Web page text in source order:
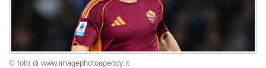
© foto di www.imagephotoagency.it